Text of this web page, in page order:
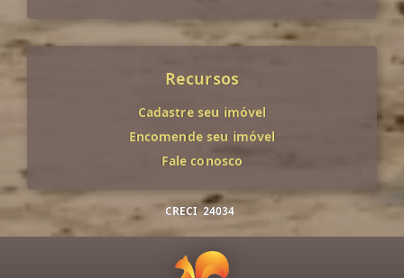
Recursos
Cadastre seu imóvel
Encomende seu imóvel
Fale conosco
CRECI 24034